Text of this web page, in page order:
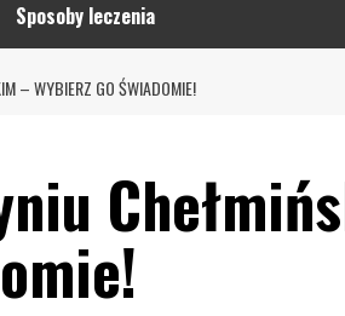
Sposoby leczenia
– WYBIERZ GO ŚWIADOMIE!